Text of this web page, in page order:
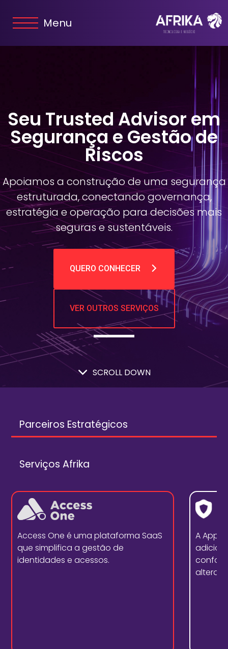
Menu
Seu Trusted Advisor em
Segurança e Gestão de
Riscos
Apoiamos a construção de uma segurança
estruturada, conectando governança,
estratégia e operação para decisões mais
seguras e sustentáveis.
QUERO CONHECER
VER OUTROS SERVIÇOS
SCROLL DOWN
Parceiros Estratégicos
Serviços Afrika
Access One é uma plataforma SaaS
que simplifica a gestão de
identidades e acessos.
A
alterar